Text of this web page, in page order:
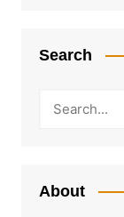
Search
About